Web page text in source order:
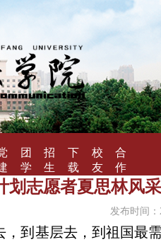
团
学
工
作
招
生
就
业
下
载
专
区
校
友
风
采
合
作
办
学
划志愿者夏思林风
发布时间：
，到基层去，到祖国最